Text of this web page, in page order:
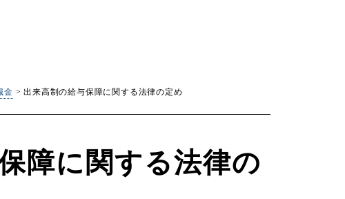
金 >出来高制の給与保障に関する法律の定め
障に関する法律の